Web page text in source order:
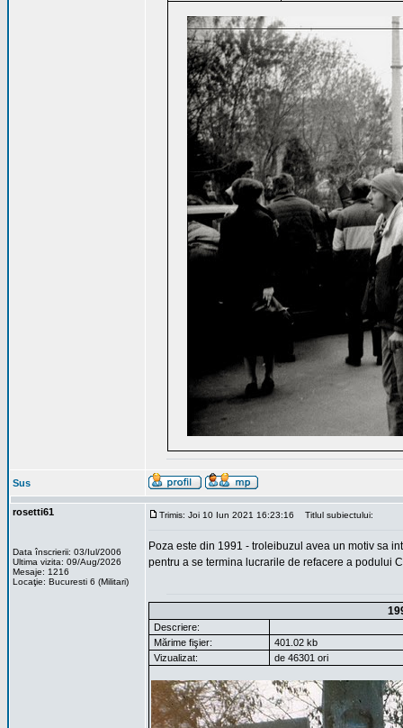
Sus
rosetti61
Data înscrierii: 03/Iul/2006
Ultima vizita: 09/Aug/2026
Mesaje: 1216
Locaţie: Bucuresti 6 (Militari)
Trimis: Joi 10 Iun 2021 16:23:16 Titlul subiectului:
Poza este din 1991 - troleibuzul avea un motiv sa
pentru a se termina lucrarile de refacere a podului
Descriere:
Mărime fişier:
401.02 kb
Vizualizat:
de 46301 ori